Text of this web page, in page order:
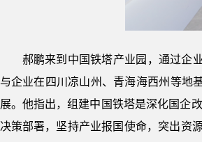
郝鹏来到中国铁塔产业园，通过企
与企业在四川凉山州、青海海西州等地
展。他指出，组建中国铁塔是深化国企
决策部署，坚持产业报国使命，突出资